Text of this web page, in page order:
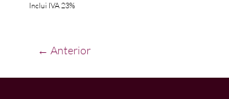
Inclui IVA 23%
← Anterior